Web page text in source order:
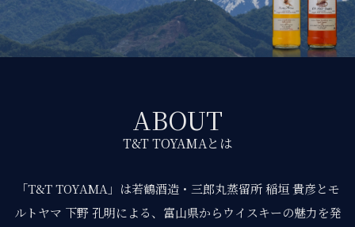
ABOUT
T&T TOYAMAとは
「T&T TOYAMA」は若鶴酒造・三郎丸蒸留所 稲垣 貴彦とモ
ルトヤマ 下野 孔明による、 富⼭県からウイスキーの魅⼒を発